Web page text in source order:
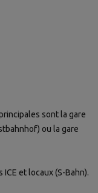
sont la gare
ou la gare
et locaux (S-Bahn).